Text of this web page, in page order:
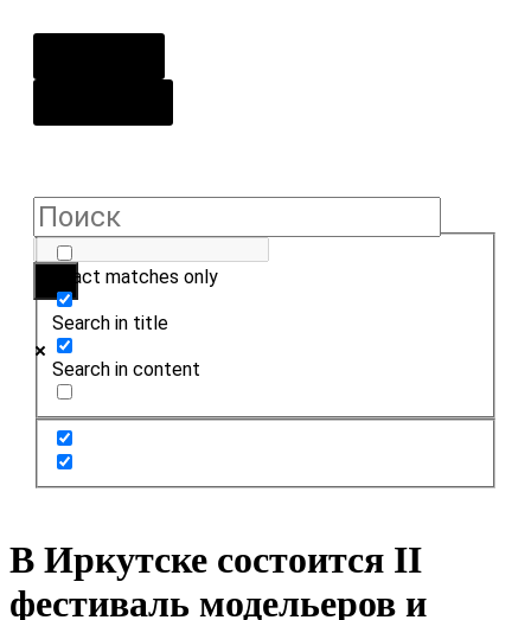
Exact matches only
Search in title
Search in content
В Иркутске состоится II
фестиваль модельеров и